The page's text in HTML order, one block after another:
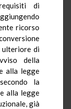
di
ricorso
ulteriore di
della
alla legge
la
alla legge
già